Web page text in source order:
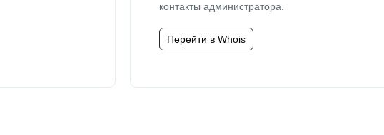
контакты администратора.
Перейти в Whois